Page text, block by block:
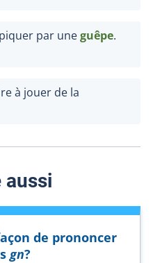
par uneguêpe.
à jouer de la
aussi
de prononcer
gn?